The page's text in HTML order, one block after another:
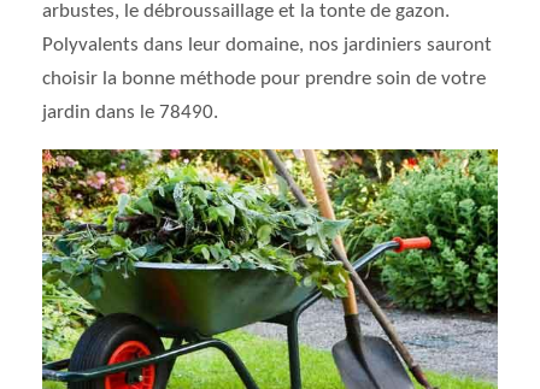
arbustes, le débroussaillage et la tonte de gazon.
Polyvalents dans leur domaine, nos jardiniers sauront
choisir la bonne méthode pour prendre soin de votre
jardin dans le 78490.